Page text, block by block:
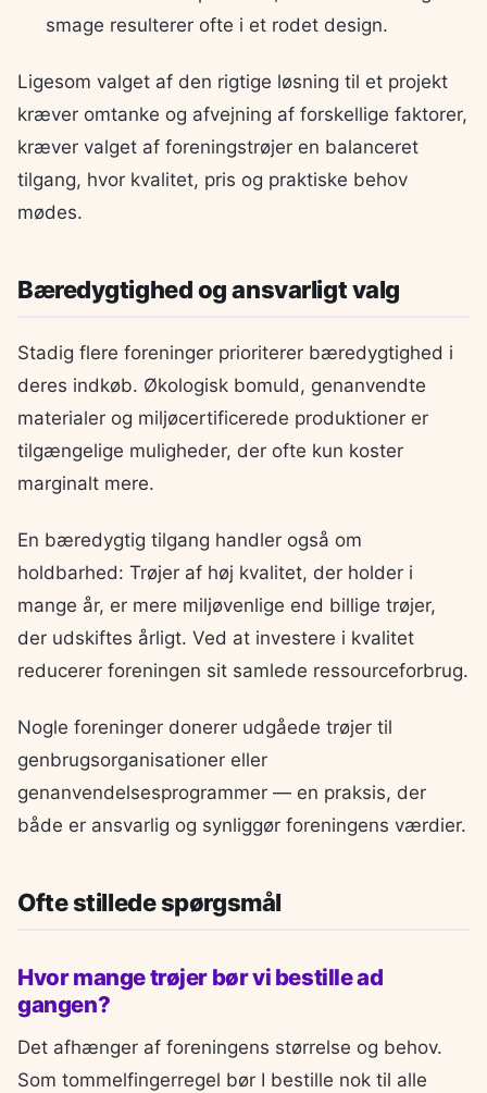
smage resulterer ofte i et rodet design.
Ligesom valget af den rigtige løsning til et projekt
kræver omtanke og afvejning af forskellige faktorer,
kræver valget af foreningstrøjer en balanceret
tilgang, hvor kvalitet, pris og praktiske behov
mødes.
Bæredygtighed og ansvarligt valg
Stadig flere foreninger prioriterer bæredygtighed i
deres indkøb. Økologisk bomuld, genanvendte
materialer og miljøcertificerede produktioner er
tilgængelige muligheder, der ofte kun koster
marginalt mere.
En bæredygtig tilgang handler også om
holdbarhed: Trøjer af høj kvalitet, der holder i
mange år, er mere miljøvenlige end billige trøjer,
der udskiftes årligt. Ved at investere i kvalitet
reducerer foreningen sit samlede ressourceforbrug.
Nogle foreninger donerer udgåede trøjer til
genbrugsorganisationer eller
genanvendelsesprogrammer — en praksis, der
både er ansvarlig og synliggør foreningens værdier.
Ofte stillede spørgsmål
Hvor mange trøjer bør vi bestille ad
gangen?
Det afhænger af foreningens størrelse og behov.
Som tommelfingerregel bør I bestille nok til alle